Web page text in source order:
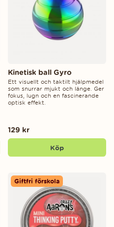
Kinetisk ball Gyro
Ett visuellt och taktilt hjälpmedel
som snurrar mjukt och länge. Ger
fokus, lugn och en fascinerande
optisk effekt.
129 kr
Köp
Giftfri förskola